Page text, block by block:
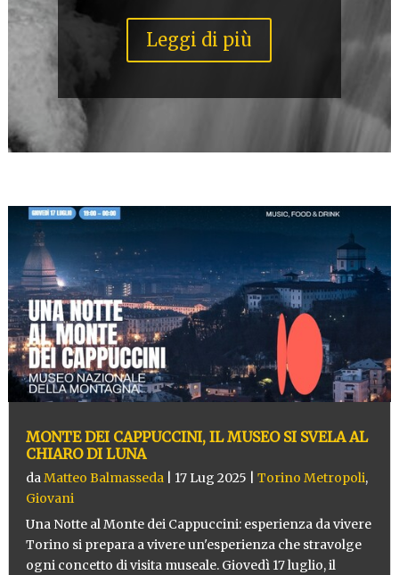
Leggi di più
MONTE DEI CAPPUCCINI, IL MUSEO SI SVELA AL
CHIARO DI LUNA
daMatteo Balmasseda| 17 Lug 2025 Torino Metropoli,
Giovani
Una Notte al Monte dei Cappuccini: esperienza da vivere
Torino si prepara a vivere un'esperienza che stravolge
ogni concetto di visita museale. Giovedì 17 luglio, il